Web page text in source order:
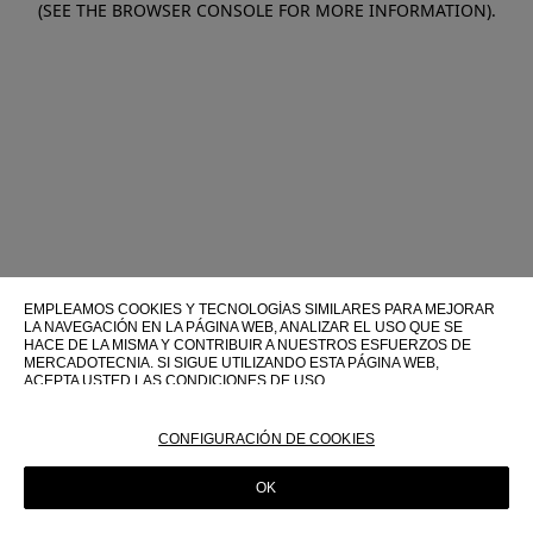
(SEE THE BROWSER CONSOLE FOR MORE INFORMATION).
EMPLEAMOS COOKIES Y TECNOLOGÍAS SIMILARES PARA MEJORAR
LA NAVEGACIÓN EN LA PÁGINA WEB, ANALIZAR EL USO QUE SE
HACE DE LA MISMA Y CONTRIBUIR A NUESTROS ESFUERZOS DE
MERCADOTECNIA. SI SIGUE UTILIZANDO ESTA PÁGINA WEB,
ACEPTA USTED LAS CONDICIONES DE USO.
SOBRE SU USO EN ESTA PÁGINA WEB, CONSULTE NUESTRA
CONFIGURACIÓN DE COOKIES
OK